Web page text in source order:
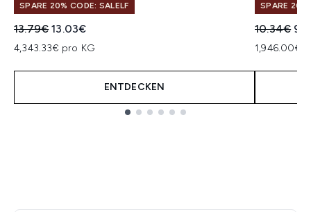
SPARE 20% CODE: SALELF
Unverbindliche Preisempfehlung:
13.79€Aktueller Preis:
13.03€
4,343.33€ pro KG
ENTDECKEN
SPARE 20%
10.34€
1,946.00€